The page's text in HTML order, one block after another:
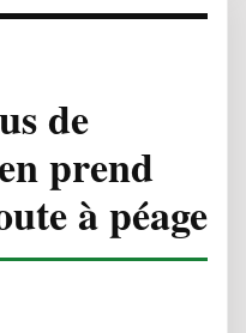
de
prend
à péage